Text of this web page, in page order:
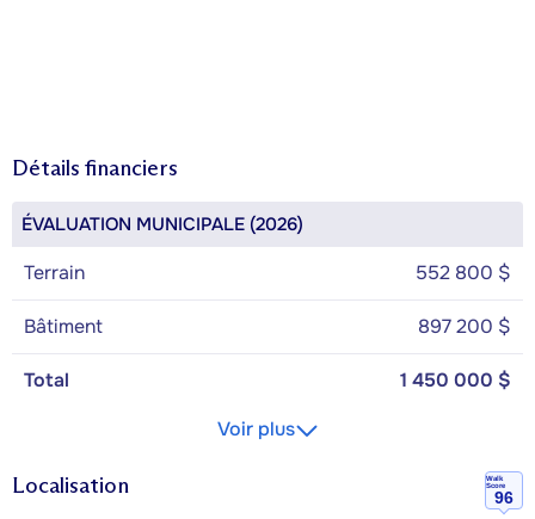
Détails financiers
ÉVALUATION MUNICIPALE (2026)
Terrain 552 800 $
Bâtiment 897 200 $
Total
1 450 000 $
Voir plus
Localisation
Walk
Score
96